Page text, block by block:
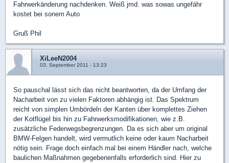
Fahrwerkänderung nachdenken. Weiß jmd. was sowas ungefähr
kostet bei sonem Auto
Gruß Phil
XiLeeN2004
03. September 2011 - 13:23
So pauschal lässt sich das nicht beantworten, da der Umfang der
Nacharbeit von zu vielen Faktoren abhängig ist. Das Spektrum
reicht von simplen Umbördeln der Kanten über komplettes Ziehen
der Kotflügel bis hin zu Fahrwerksmodifikationen, wie z.B.
zusätzliche Federwegsbegrenzungen. Da es sich aber um original
BMW-Felgen handelt, wird vermutlich keine oder kaum Nacharbeit
nötig sein. Frage doch einfach mal bei einem Händler nach, welche
baulichen Maßnahmen gegebenenfalls erforderlich sind. Hier zu